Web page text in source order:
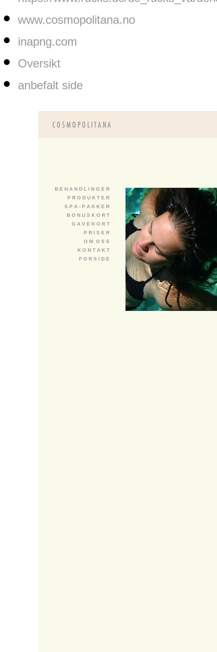
www.cosmopolitana.no
inapng.com
Oversikt
anbefalt side
B E H A N D L I N G E R
P R O D U K T E R
S P A - P A K K E R
B O N U S K O R T
G A V E K O R T
P R I S E R
O M O S S
K O N T A K T
F O R S I D E